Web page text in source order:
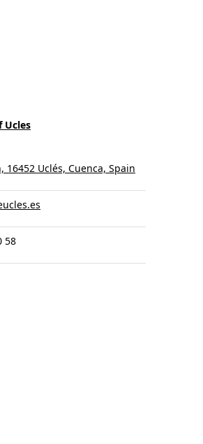
Ucles
16452 Uclés, Cuenca, Spain
58